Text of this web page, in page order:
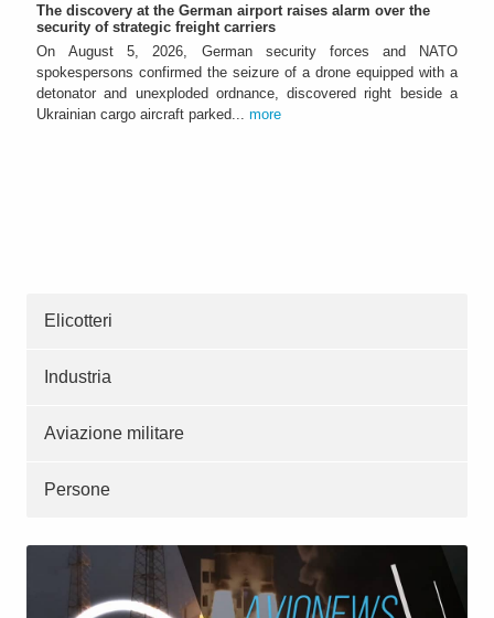
The discovery at the German airport raises alarm over the
security of strategic freight carriers
On August 5, 2026, German security forces and NATO
spokespersons confirmed the seizure of a drone equipped with a
detonator and unexploded ordnance, discovered right beside a
Ukrainian cargo aircraft parked... more
Elicotteri
Industria
Aviazione militare
Persone